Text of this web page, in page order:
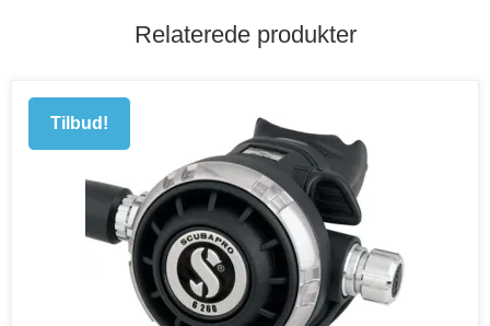
Relaterede produkter
Tilbud!